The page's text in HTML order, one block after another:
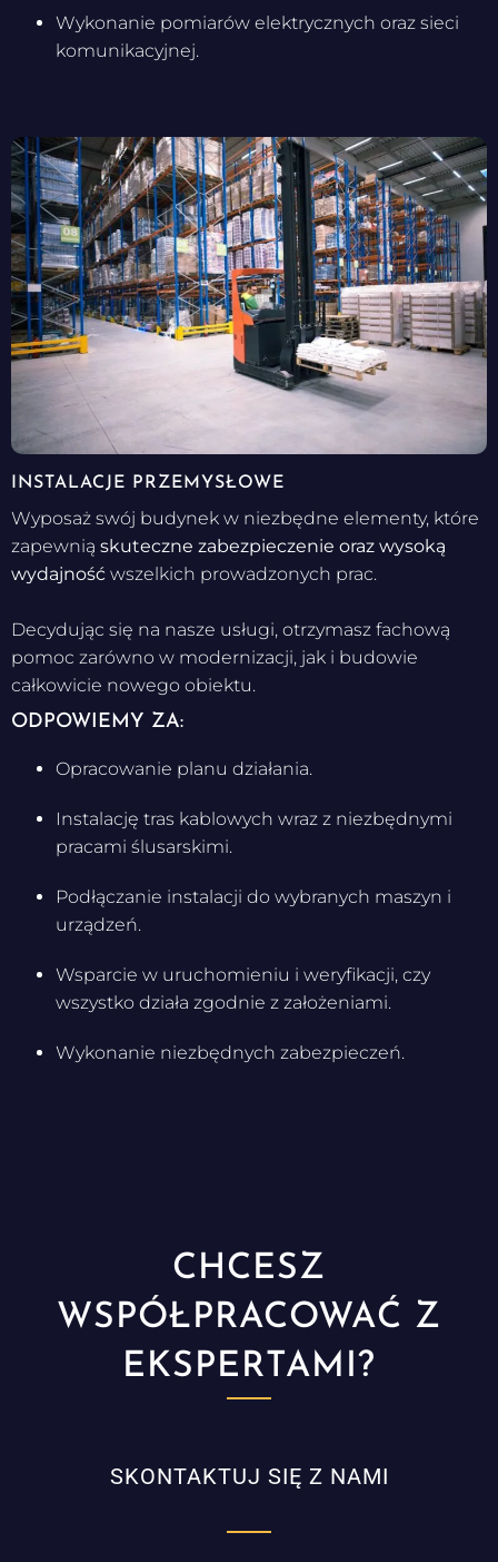
Wykonanie pomiarów elektrycznych oraz sieci
komunikacyjnej.
INSTALACJE PRZEMYSŁOWE
Wyposaż swój budynek w niezbędne elementy, które
zapewnią skuteczne zabezpieczenie oraz wysoką
wydajność wszelkich prowadzonych prac.
Decydując się na nasze usługi, otrzymasz fachową
pomoc zarówno w modernizacji, jak i budowie
całkowicie nowego obiektu.
ODPOWIEMY ZA:
Opracowanie planu działania.
Instalację tras kablowych wraz z niezbędnymi
pracami ślusarskimi.
Podłączanie instalacji do wybranych maszyn i
urządzeń.
Wsparcie w uruchomieniu i weryfikacji, czy
wszystko działa zgodnie z założeniami.
Wykonanie niezbędnych zabezpieczeń.
CHCESZ
WSPÓŁPRACOWAĆ Z
EKSPERTAMI?
SKONTAKTUJ SIĘ Z NAMI